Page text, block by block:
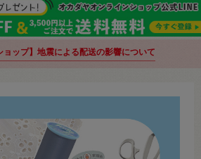
ョップ】地震による配送の影響について